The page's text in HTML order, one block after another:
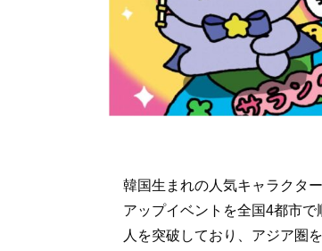
韓国生まれの人気キャラクタ
アップイベントを全国4都市
人を突破しており、アジア圏